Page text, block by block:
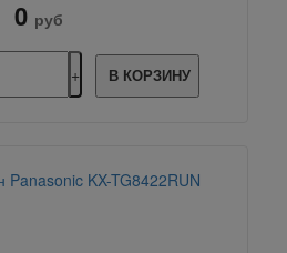
0 руб
В КОРЗИНУ